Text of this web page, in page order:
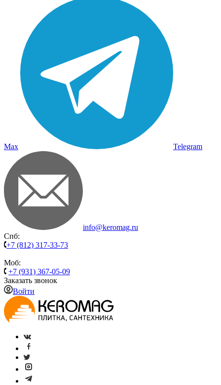
Max Telegram
info@keromag.ru
Спб:
+7 (812) 317-33-73
Моб:
+7 (931) 367-05-09
Заказать звонок
Войти